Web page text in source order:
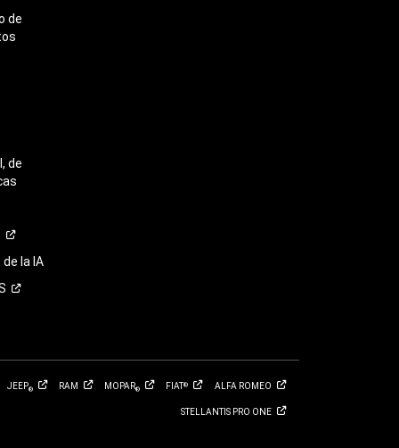
de
de
la IA
JEEP® RAM MOPAR® FIAT® ALFA ROMEO
STELLANTIS PRO ONE